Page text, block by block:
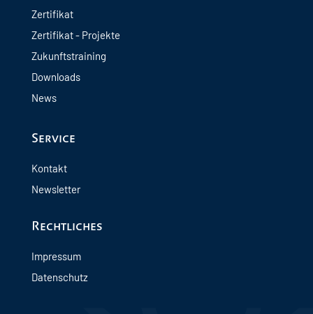
Zertifikat
Zertifikat - Projekte
Zukunftstraining
Downloads
News
Service
Kontakt
Newsletter
Rechtliches
Impressum
Datenschutz